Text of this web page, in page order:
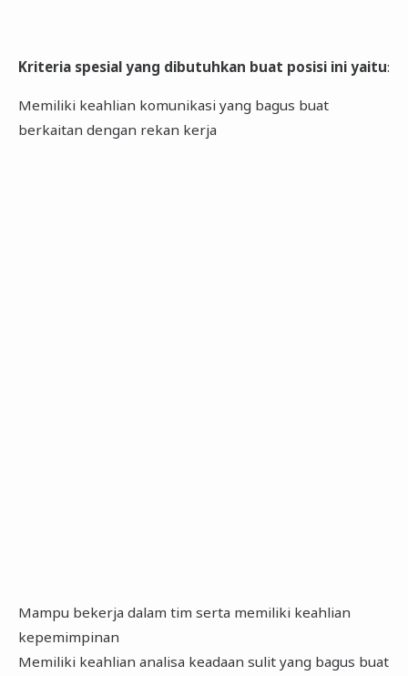
Kriteria spesial yang dibutuhkan buat posisi ini yaitu:
Memiliki keahlian komunikasi yang bagus buat
berkaitan dengan rekan kerja
Mampu bekerja dalam tim serta memiliki keahlian
kepemimpinan
Memiliki keahlian analisa keadaan sulit yang bagus buat